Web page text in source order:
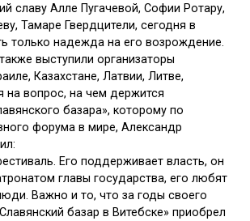
славу Алле Пугачевой, Софии Ротару,
Тамаре Гвердцители, сегодня в
только надежда на его возрождение.
выступили организаторы
Казахстане, Латвии, Литве,
на вопрос, на чем держится
базара», которому по
форума в мире, Александр
Его под­держивает власть, он
главы государства, его любят
Важно и то, что за годы своего
базар в Витебске» приоб­рел